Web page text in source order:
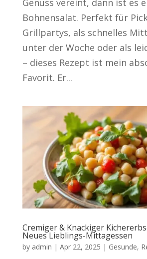
Genuss vereint, dann ist es
Bohnensalat. Perfekt für
Grillpartys, als schnelles
unter der Woche oder als
– dieses Rezept ist mein
Favorit. Er...
Cremiger & Knackiger
Neues Lieblings-Mittagessen
by admin | Apr 22, 2025 | Gesunde,